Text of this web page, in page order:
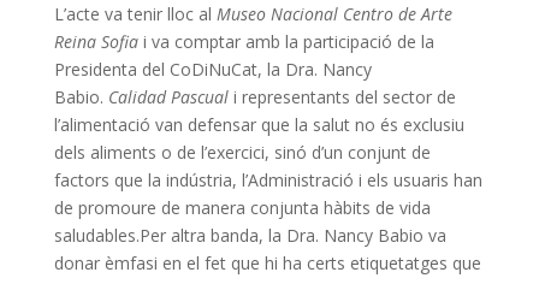
L’acte va tenir lloc al Museo Nacional Centro de Arte
Reina Sofia i va comptar amb la participació de la
Presidenta del CoDiNuCat, la Dra. Nancy
Babio. Calidad Pascuali representants del sector de
l’alimentació van defensar que la salut no és exclusiu
dels aliments o de l’exercici, sinó d’un conjunt de
factors que la indústria, l’Administració i els usuaris han
de promoure de manera conjunta hàbits de vida
saludables.Per altra banda, la Dra. Nancy Babio va
donar èmfasi en el fet que hi ha certs etiquetatges que